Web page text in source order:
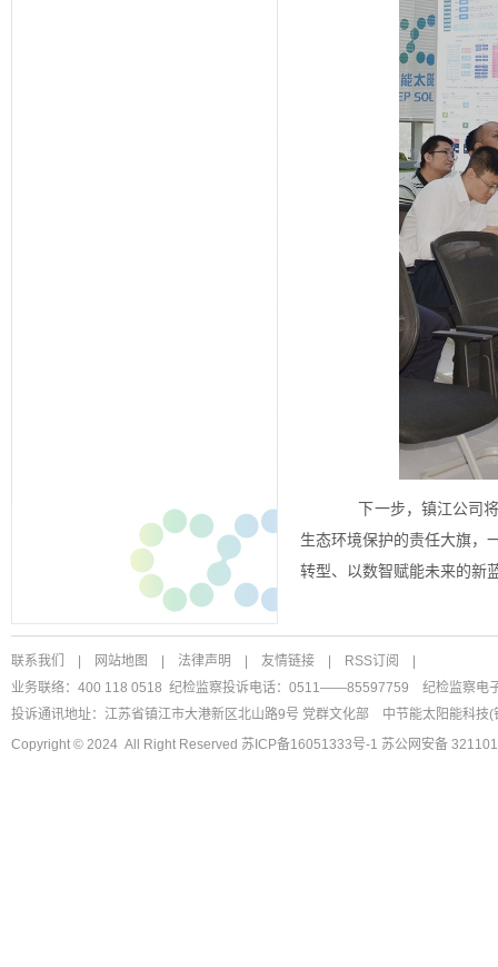
下一步，镇江公司将
生态环境保护的责任大旗，
转型、以数智赋能未来的新
联系我们 网站地图 法律声明 友情链接 RSS订阅
业务联络：400 118 0518 纪检监察投诉电话：0511——85597759 纪检监察电
投诉通讯地址：江苏省镇江市大港新区北山路9号 党群文化部
中节能太阳能科技
Copyright © 2024 All Right Reserved 苏ICP备16051333号-1 苏公网安备